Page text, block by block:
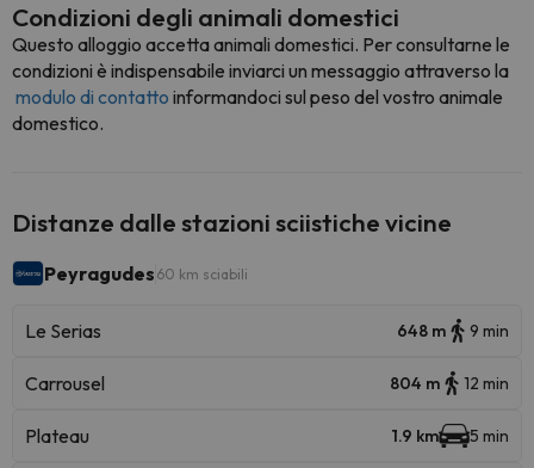
Condizioni degli animali domestici
Questo alloggio accetta animali domestici. Per consultarne le
condizioni è indispensabile inviarci un messaggio attraverso la
modulo di contatto informandoci sul peso del vostro animale
domestico.
Distanze dalle stazioni sciistiche vicine
Peyragudes 60 km sciabili
Le Serias 648 m 9 min
Carrousel 804 m 12 min
Plateau 1.9 km 5 min